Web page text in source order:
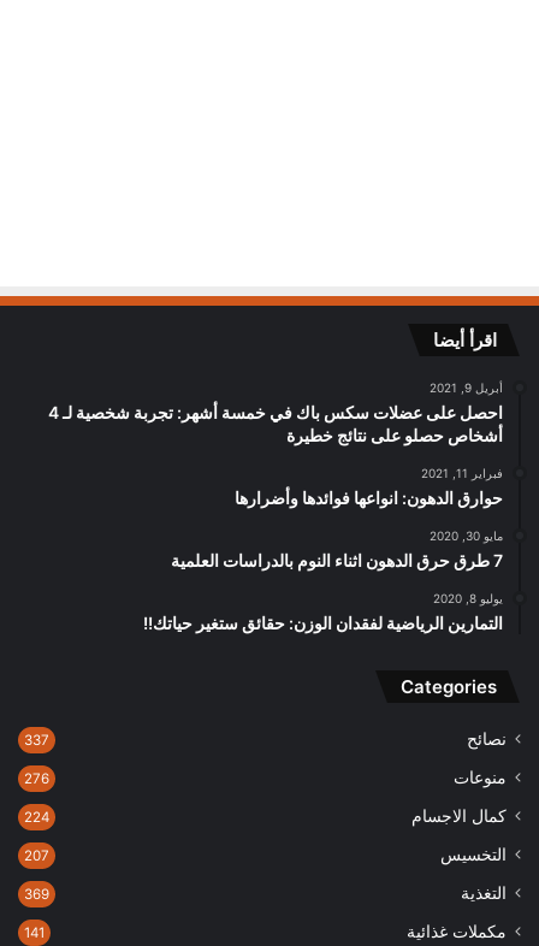
اقرأ أيضا
أبريل 9, 2021
احصل على عضلات سكس باك في خمسة أشهر: تجربة شخصية لـ 4
أشخاص حصلو على نتائج خطيرة
فبراير 11, 2021
حوارق الدهون: انواعها فوائدها وأضرارها
مايو 30, 2020
7 طرق حرق الدهون اثناء النوم بالدراسات العلمية
يوليو 8, 2020
التمارين الرياضية لفقدان الوزن: حقائق ستغير حياتك!!
Categories
نصائح 337
منوعات 276
كمال الاجسام 224
التخسيس 207
التغذية 369
مكملات غذائية 141